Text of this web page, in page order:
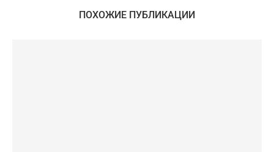
ПОХОЖИЕ ПУБЛИКАЦИИ